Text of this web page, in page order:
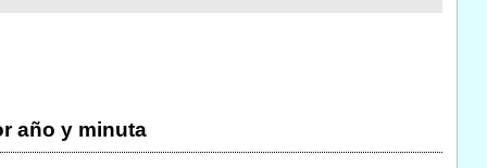
año y minuta